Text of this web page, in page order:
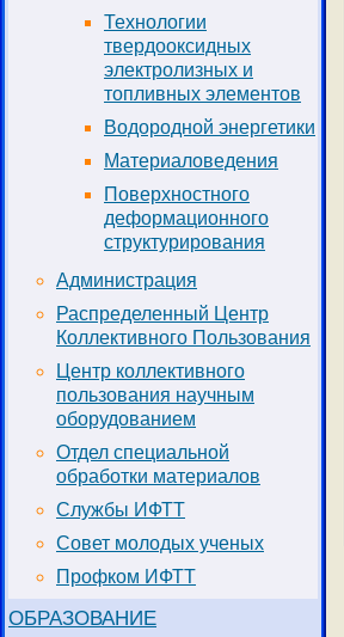
Технологии
твердооксидных
электролизных и
топливных элементов
Водородной энергетики
Материаловедения
Поверхностного
деформационного
структурирования
Администрация
Распределенный Центр
Коллективного Пользования
Центр коллективного
пользования научным
оборудованием
Отдел специальной
обработки материалов
Службы ИФТТ
Совет молодых ученых
Профком ИФТТ
ОБРАЗОВАНИЕ